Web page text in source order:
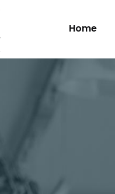
Home